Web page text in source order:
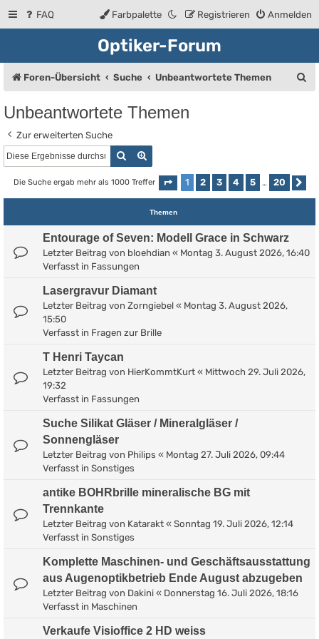
FAQ Anmelden
Registrieren
Farbpalette
Optiker-Forum
Foren-Übersicht Suche Unbeantwortete Themen
Unbeantwortete Themen
Zur erweiterten Suche
Suche
Die Suche ergab mehr als 1000 Treffer Seite 1von 20
1 2 3 4 5 … 20
Themen
Entourage of Seven: Modell Grace in Schwarz
Letzter Beitrag von bloehdian « Montag 3. August 2026, 16:40
Verfasst in Fassungen
Lasergravur Diamant
Letzter Beitrag von Zorngiebel « Montag 3. August 2026,
15:50
Verfasst in Fragen zur Brille
T Henri Taycan
Letzter Beitrag von HierKommtKurt « Mittwoch 29. Juli 2026,
19:32
Verfasst in Fassungen
Suche Silikat Gläser / Mineralgläser /
Sonnengläser
Letzter Beitrag von Philips « Montag 27. Juli 2026, 09:44
Verfasst in Sonstiges
antike BOHRbrille mineralische BG mit
Trennkante
Letzter Beitrag von Katarakt « Sonntag 19. Juli 2026, 12:14
Verfasst in Sonstiges
Komplette Maschinen- und Geschäftsausstattung
aus Augenoptikbetrieb Ende August abzugeben
Letzter Beitrag von Dakini « Donnerstag 16. Juli 2026, 18:16
Verfasst in Maschinen
Verkaufe Visioffice 2 HD weiss